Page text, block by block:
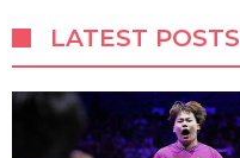
LATEST POSTS